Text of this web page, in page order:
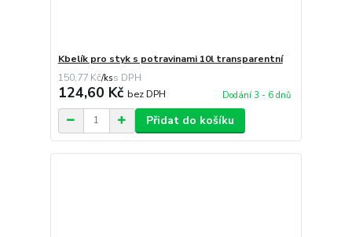
Kbelík pro styk s potravinami 10l transparentní
150,77 Kč/ks
124,60 Kč bez DPH Dodání 3 - 6 dnů
Přidat do košíku